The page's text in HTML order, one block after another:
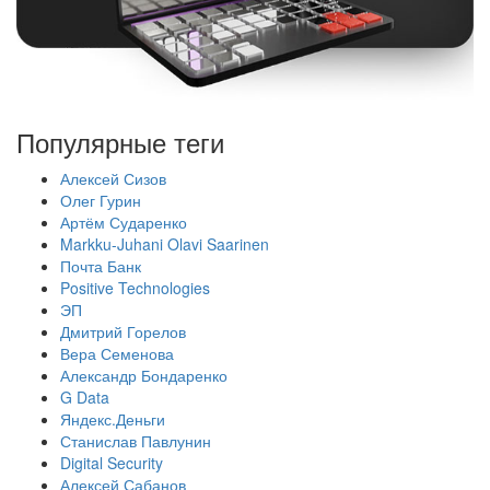
Популярные теги
Алексей Сизов
Олег Гурин
Артём Сударенко
Markku-Juhani Olavi Saarinen
Почта Банк
Positive Technologies
ЭП
Дмитрий Горелов
Вера Семенова
Александр Бондаренко
G Data
Яндекс.Деньги
Станислав Павлунин
Digital Security
Алексей Сабанов